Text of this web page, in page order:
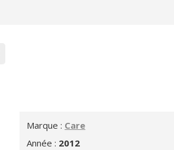
Marque : Care
Année : 2012